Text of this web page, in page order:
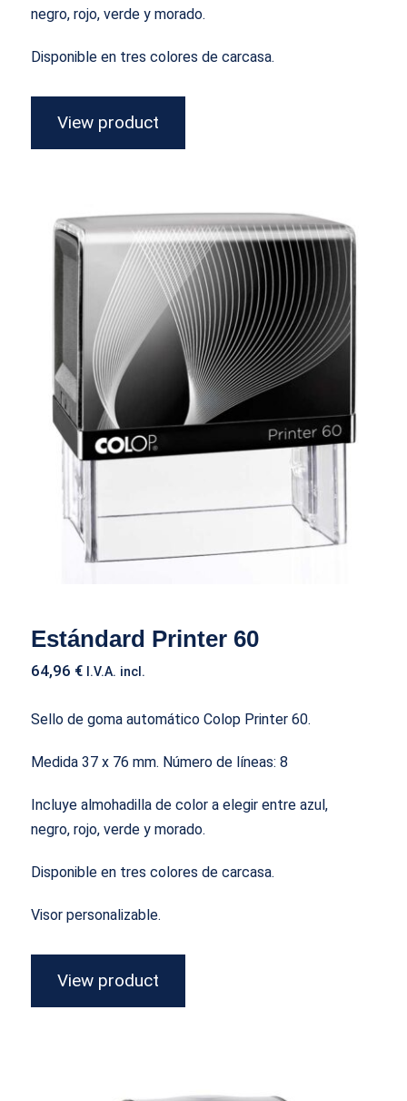
negro, rojo, verde y morado.
Disponible en tres colores de carcasa.
View product
Estándard Printer 60
Estándard Printer 60
64,96 € I.V.A. incl.
Sello de goma automático Colop Printer 60.
Medida 37 x 76 mm. Número de líneas: 8
Incluye almohadilla de color a elegir entre azul,
negro, rojo, verde y morado.
Disponible en tres colores de carcasa.
Visor personalizable.
View product